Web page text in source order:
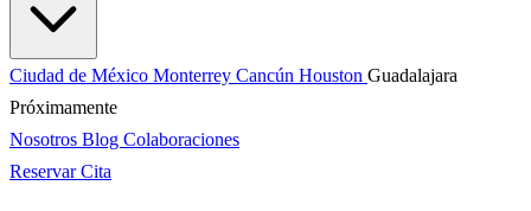
Ciudad de México Monterrey Cancún Houston Guadalajara
Próximamente
Nosotros Blog Colaboraciones
Reservar Cita